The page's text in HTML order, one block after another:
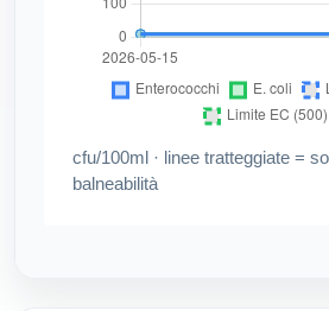
cfu/100ml · linee tratteggiate =
balneabilità